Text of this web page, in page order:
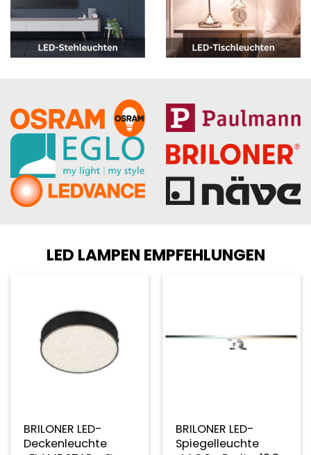
LED LAMPEN EMPFEHLUNGEN
BRILONER LED-
Deckenleuchte
BRILONER LED-
Spiegelleuchte